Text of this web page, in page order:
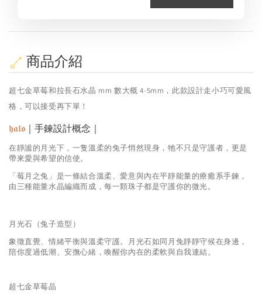
商品介紹
超七金草莓和拉長石水晶 mm 數大概 4-5mm，此款設計走小巧可愛風
格，可以接受再下單！
𝖍𝖆𝖑𝖔 ｜手鍊設計概念｜
在靜謐的月光下，一隻溫柔的兔子悄然現身，牠不只是守護者，更是
帶來愛與希望的信使。
「莓月之兔」是一條結合溫柔、愛意與內在平靜能量的療癒系手鍊，
由三種能量水晶編織而成，每一顆珠子都是守護你的微光。
月光石（兔子造型）
象徵直覺、情緒平衡與溫柔守護。月光石如同月兔靜靜守候在身邊，
陪你度過低潮、安撫心緒，喚醒你內在的柔軟與自我連結。
超七金草莓晶